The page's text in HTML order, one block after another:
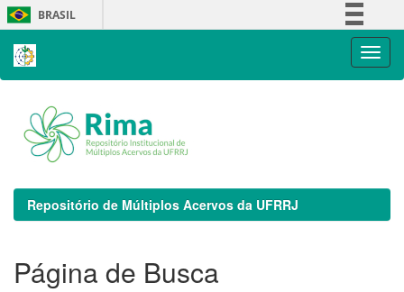
Skip
navigation
BRASIL
Repositório de Múltiplos Acervos da UFRRJ
Página de Busca